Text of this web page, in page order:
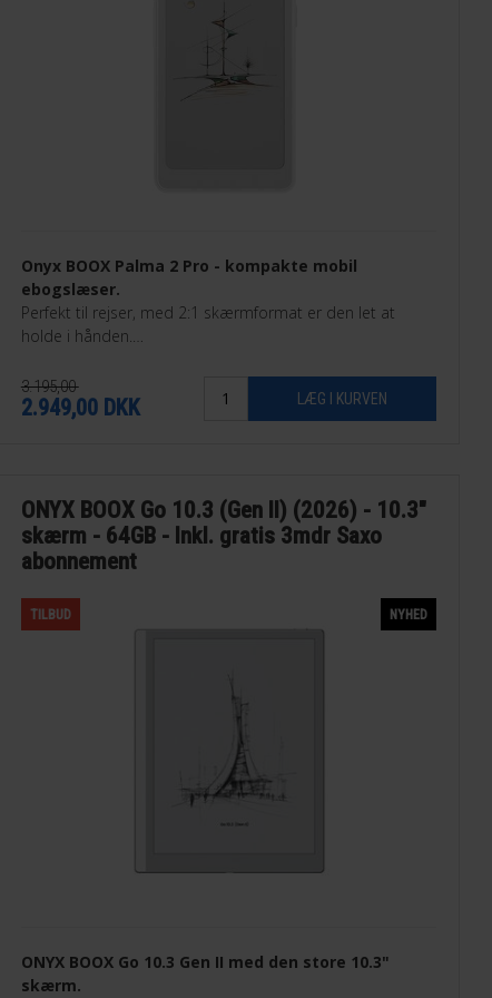
Onyx BOOX Palma 2 Pro - kompakte mobil
ebogslæser.
Perfekt til rejser, med 2:1 skærmformat er den let at
holde i hånden.
flere.
3.195,00
2.949,00 DKK
ONYX BOOX Go 10.3 (Gen II) (2026) - 10.3"
skærm - 64GB - Inkl. gratis 3mdr Saxo
abonnement
TILBUD NYHED
ONYX BOOX Go 10.3 Gen II med den store 10.3"
skærm.